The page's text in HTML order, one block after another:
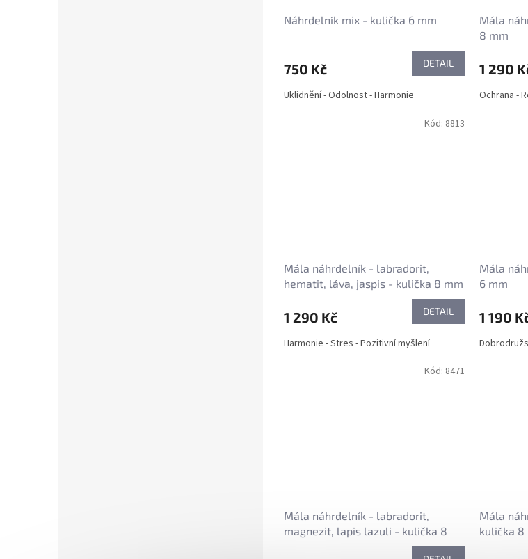
Náhrdelník mix - kulička 6 mm
750 Kč DETAIL
Uklidnění - Odolnost - Harmonie
Mála
8 mm
1 290
Ochrana -
Mála náhrdelník - labradorit,
hematit, láva, jaspis - kulička 8 mm
1 290 Kč DETAIL
Harmonie - Stres - Pozitivní myšlení
Kód: 8813
Mála
6 mm
1 190
Mála náhrdelník - labradorit,
magnezit, lapis lazuli - kulička 8
Kód: 8471
Mála
kulička 8